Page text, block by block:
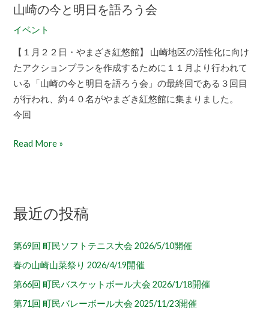
山崎の今と明日を語ろう会
イベント
【１月２２日・やまざき紅悠館】 山崎地区の活性化に向け
たアクションプランを作成するために１１月より行われて
いる「山崎の今と明日を語ろう会」の最終回である３回目
が行われ、約４０名がやまざき紅悠館に集まりました。
今回
山
崎
今
と
明
日
を
ろ
Read More »
最近の投稿
第69回 町民ソフトテニス大会 2026/5/10開催
春の山崎山菜祭り 2026/4/19開催
第66回 町民バスケットボール大会 2026/1/18開催
第71回 町民バレーボール大会 2025/11/23開催